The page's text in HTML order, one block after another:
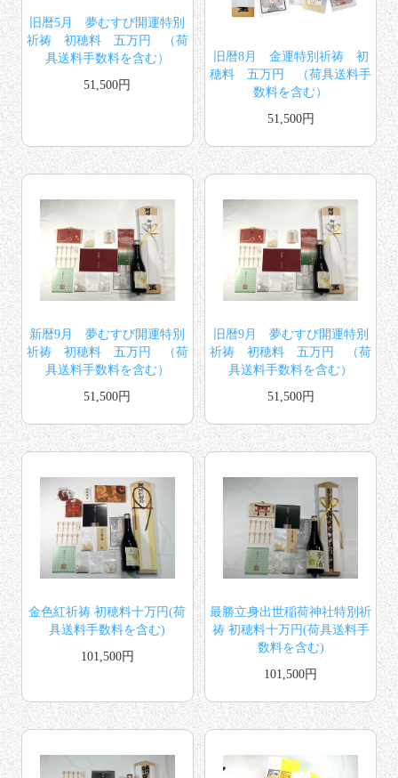
旧暦5月 夢むすび開運特別
祈祷 初穂料 五万円 （荷
具送料手数料を含む）
51,500円
旧暦8月 金運特別祈祷 初
穂料 五万円 （荷具送料手
数料を含む）
51,500円
新暦9月 夢むすび開運特別
祈祷 初穂料 五万円 （荷
具送料手数料を含む）
51,500円
旧暦9月 夢むすび開運特別
祈祷 初穂料 五万円 （荷
具送料手数料を含む）
51,500円
金色紅祈祷 初穂料十万円(荷
具送料手数料を含む)
101,500円
最勝立身出世稲荷神社特別祈
祷 初穂料十万円(荷具送料手
数料を含む)
101,500円